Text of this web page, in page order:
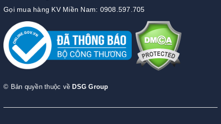
Gọi mua hàng KV Miền Nam: 0908.597.705
© Bản quyền thuộc về DSG Group